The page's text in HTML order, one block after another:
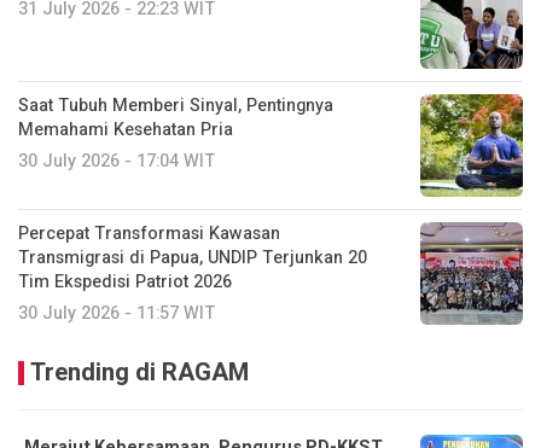
31 July 2026 - 22:23 WIT
Saat Tubuh Memberi Sinyal, Pentingnya
Memahami Kesehatan Pria
30 July 2026 - 17:04 WIT
Percepat Transformasi Kawasan
Transmigrasi di Papua, UNDIP Terjunkan 20
Tim Ekspedisi Patriot 2026
30 July 2026 - 11:57 WIT
Trending di RAGAM